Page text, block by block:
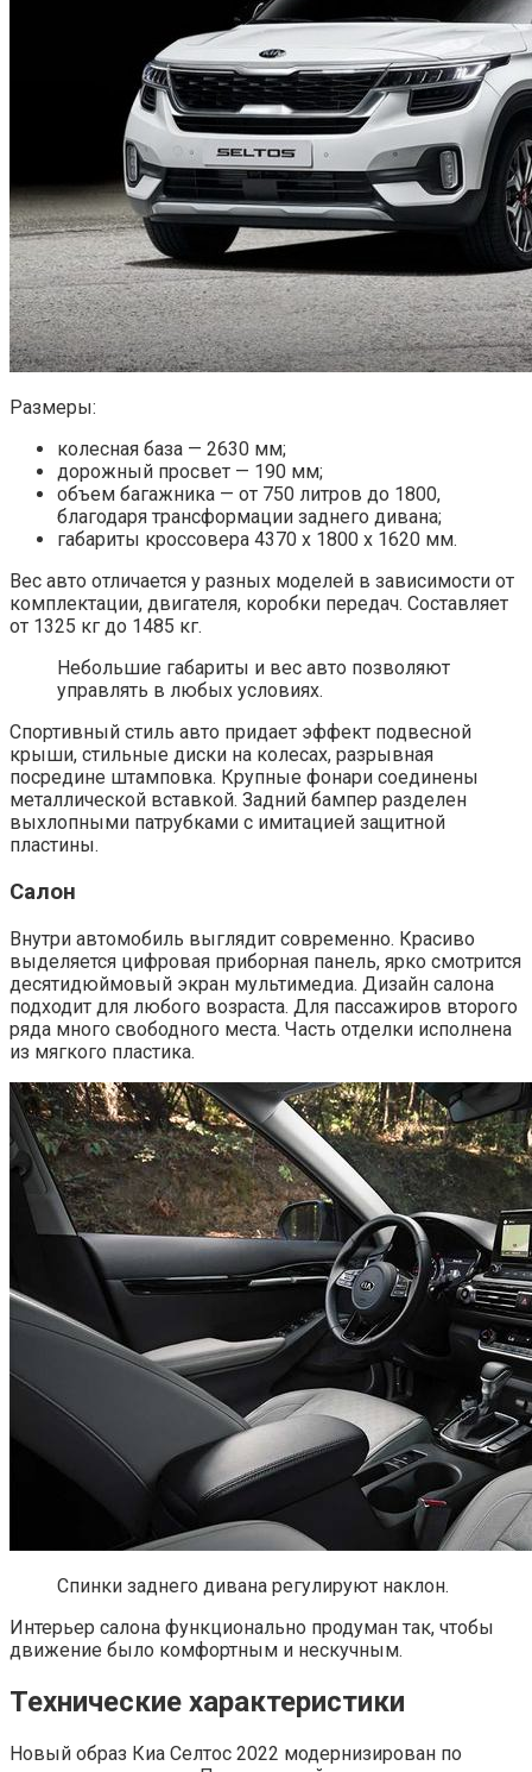
Размеры:
колесная база — 2630 мм;
дорожный просвет — 190 мм;
объем багажника — от 750 литров до 1800,
благодаря трансформации заднего дивана;
габариты кроссовера 4370 х 1800 х 1620 мм.
Вес авто отличается у разных моделей в зависимости от
комплектации, двигателя, коробки передач. Составляет
от 1325 кг до 1485 кг.
Небольшие габариты и вес авто позволяют
управлять в любых условиях.
Спортивный стиль авто придает эффект подвесной
крыши, стильные диски на колесах, разрывная
посредине штамповка. Крупные фонари соединены
металлической вставкой. Задний бампер разделен
выхлопными патрубками с имитацией защитной
пластины.
Салон
Внутри автомобиль выглядит современно. Красиво
выделяется цифровая приборная панель, ярко смотрится
десятидюймовый экран мультимедиа. Дизайн салона
подходит для любого возраста. Для пассажиров второго
ряда много свободного места. Часть отделки исполнена
из мягкого пластика.
Спинки заднего дивана регулируют наклон.
Интерьер салона функционально продуман так, чтобы
движение было комфортным и нескучным.
Технические характеристики
Новый образ Киа Селтос 2022 модернизирован по